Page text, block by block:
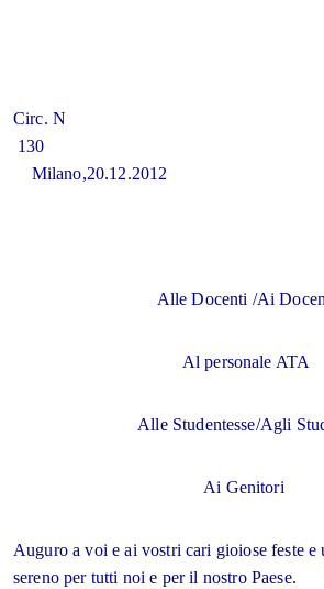
Circ. N
Milano,20.12.2012
Alle Docenti /Ai
Al personale ATA
Alle Studentesse/Agli
Ai Genitori
Auguro a voi e ai vostri cari gioiose feste e
sereno per tutti noi e per il nostro Paese.